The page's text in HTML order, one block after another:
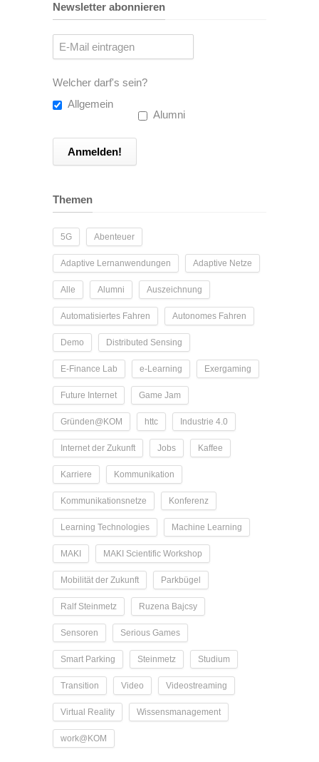
Newsletter abonnieren
Welcher darf's sein?
Allgemein
Alumni
Themen
5G Abenteuer
Adaptive Lernanwendungen Adaptive Netze
Alle Alumni Auszeichnung
Automatisiertes Fahren Autonomes Fahren
Demo Distributed Sensing
E-Finance Lab e-Learning Exergaming
Future Internet Game Jam
Gründen@KOM httc Industrie 4.0
Internet der Zukunft Jobs Kaffee
Karriere Kommunikation
Kommunikationsnetze Konferenz
Learning Technologies Machine Learning
MAKI MAKI Scientific Workshop
Mobilität der Zukunft Parkbügel
Ralf Steinmetz Ruzena Bajcsy
Sensoren Serious Games
Smart Parking Steinmetz Studium
Transition Video Videostreaming
Virtual Reality Wissensmanagement
work@KOM